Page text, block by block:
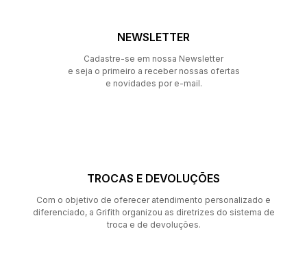
NEWSLETTER
Cadastre-se em nossa Newsletter
e seja o primeiro a receber nossas ofertas
e novidades por e-mail.
TROCAS E DEVOLUÇÕES
Com o objetivo de oferecer atendimento personalizado e
diferenciado, a Grifith organizou as diretrizes do sistema de
troca e de devoluções.